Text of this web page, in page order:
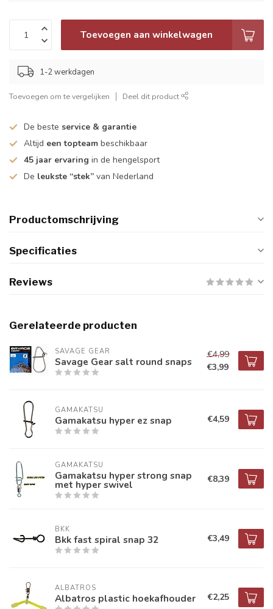
Toevoegen aan winkelwagen
1-2 werkdagen
Toevoegen om te vergelijken Deel dit product
De beste service & garantie
Altijd een topteam beschikbaar
45 jaar ervaring in de hengelsport
De leukste “stek” van Nederland
Productomschrijving
Specificaties
Reviews
Gerelateerde producten
SAVAGE GEAR
Savage Gear salt round snaps
€4,99
€3,99
GAMAKATSU
Gamakatsu hyper ez snap €4,59
GAMAKATSU
Gamakatsu hyper strong snap
met hyper swivel €8,39
BKK
Bkk fast spiral snap 32 €3,49
ALBATROS
Albatros plastic hoekafhouder €2,25